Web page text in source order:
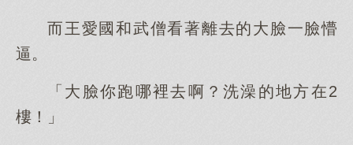
而王愛國和武僧看著離去的大臉一臉懵
逼。
「大臉你跑哪裡去啊？洗澡的地方在2
樓！」